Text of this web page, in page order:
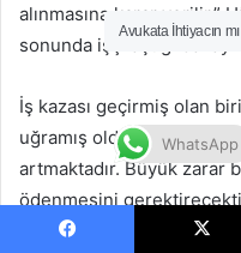
alınmasına karar verilir.”
sonunda işçi aştığı
İş kazası geçirmiş olan
uğramış oldukları
artmaktadır. Büyük zarar
ödenmesini
Avukata İhtiyacın
WhatsApp